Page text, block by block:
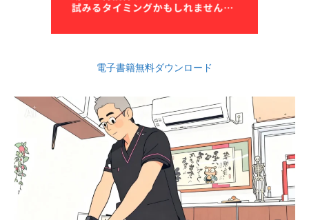
電子書籍無料ダウンロード